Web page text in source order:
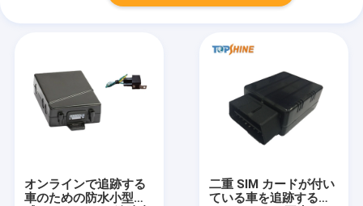
オンラインで追跡する
車のための防水小型敏
二重 SIM カードが付い
ている車を追跡する